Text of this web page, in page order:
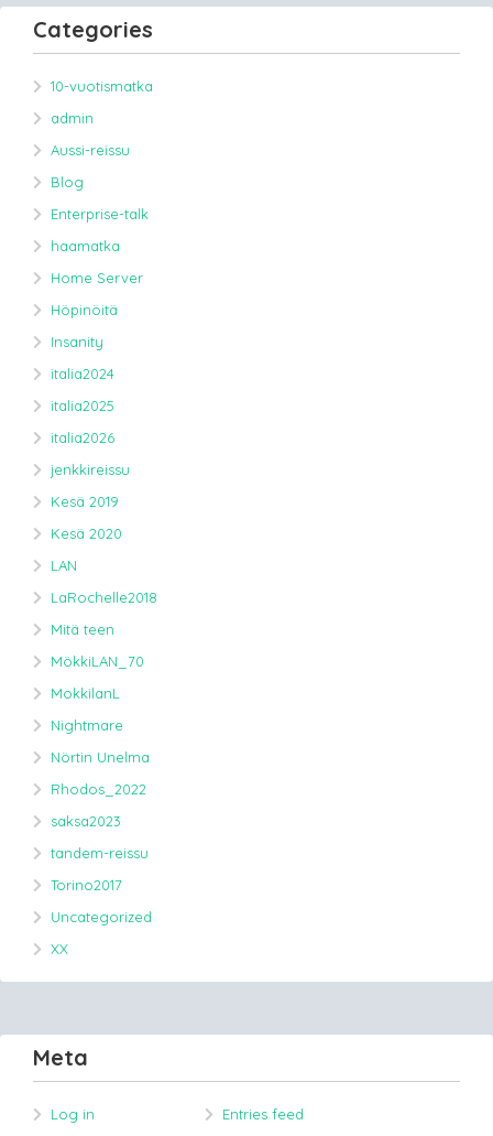
Categories
10-vuotismatka
admin
Aussi-reissu
Blog
Enterprise-talk
haamatka
Home Server
Höpinöitä
Insanity
italia2024
italia2025
italia2026
jenkkireissu
Kesä 2019
Kesä 2020
LAN
LaRochelle2018
Mitä teen
MökkiLAN_70
MokkilanL
Nightmare
Nörtin Unelma
Rhodos_2022
saksa2023
tandem-reissu
Torino2017
Uncategorized
XX
Meta
Log in Entries feed